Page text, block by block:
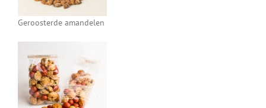
Geroosterde amandelen